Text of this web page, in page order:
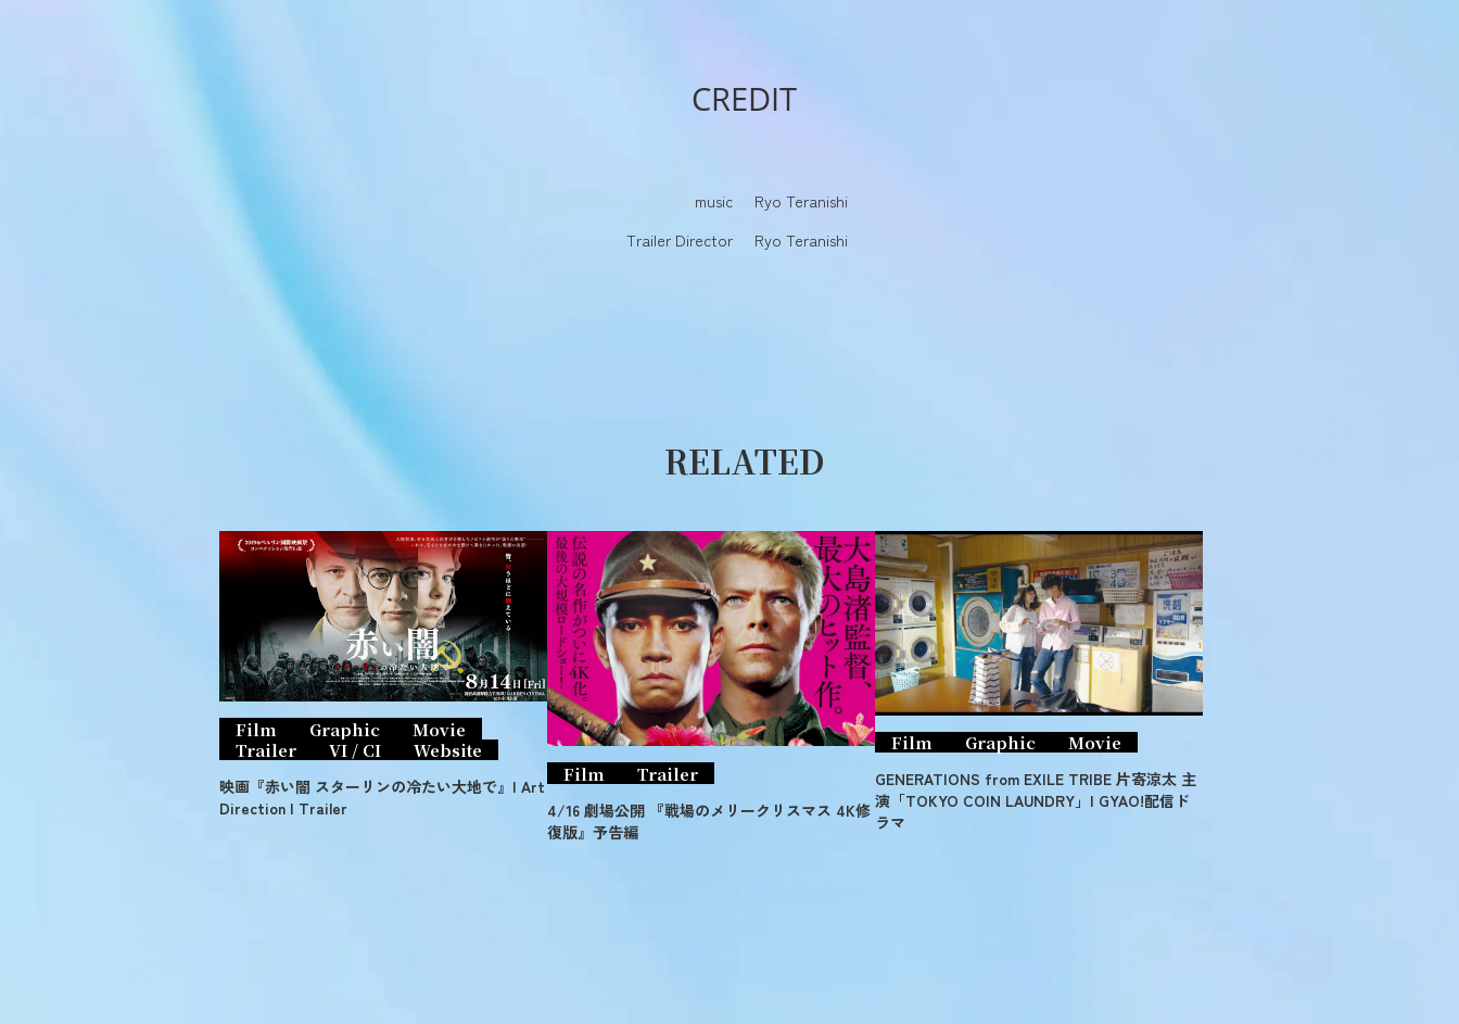
CREDIT
music
Ryo Teranishi
Trailer Director
Ryo Teranishi
RELATED
Film Graphic
Movie
Trailer
VI / CI Website
映画『赤い闇 スターリンの冷たい大地で』I Art
Direction I Trailer
Film Trailer
4/16 劇場公開 『戦場のメリークリスマス 4K修
復版』予告編
Film Graphic Movie
GENERATIONS from EXILE TRIBE 片寄涼太 主
演「TOKYO COIN LAUNDRY」| GYAO!配信ド
ラマ